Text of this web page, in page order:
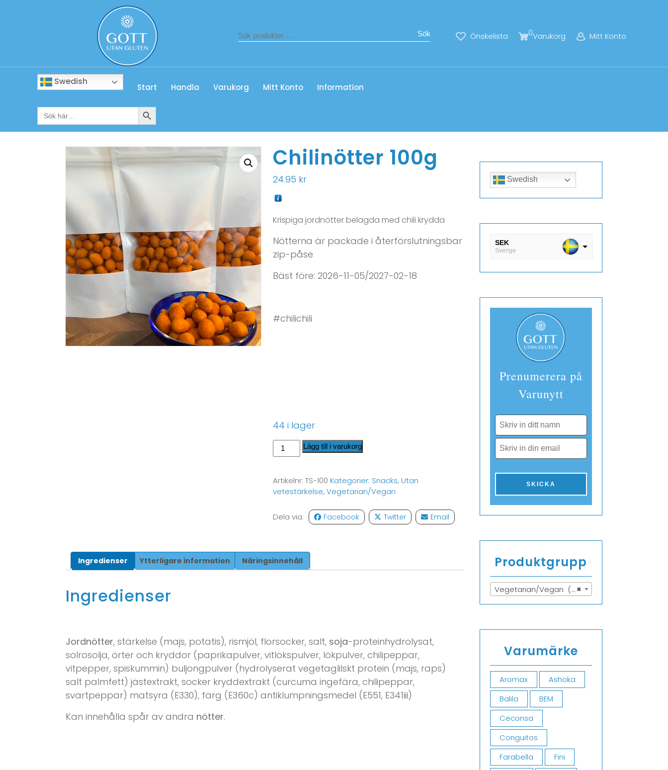
Sök Önskelista Varukorg
0 Mitt Konto
Swedish
Start Handla Varukorg Mitt Konto Information
Sök
efter:
Sökknapp
Chilinötter 100g
24.95 kr
Krispiga jordnötter belagda med chili krydda
Nötterna är packade i återförslutningsbar
zip-påse
Bäst före: 2026-11-05/2027-02-18
#chilichili
44 i lager
Lägg till i varukorg
Artikelnr:TS-100 Kategorier: Snacks,Utan
vetestärkelse,Vegetarian/Vegan
Dela via: Facebook Twitter Email
Ingredienser Ytterligare information Näringsinnehåll
Ingredienser
Jordnötter, stärkelse (majs, potatis), rismjöl, florsocker, salt, soja-proteinhydrolysat,
solrosolja, örter och kryddor (paprikapulver, vitlökspulver, lökpulver, chilipeppar,
vitpepper, spiskummin) buljongpulver (hydrolyserat vegetaglilskt protein (majs, raps)
salt palmfett) jästextrakt, socker kryddextrakt (curcuma ingefära, chilipeppar,
svartpeppar) matsyra (E330), färg (E360c) antiklumpningsmedel (E551, E341iii)
Kan innehålla spår av andra nötter.
Swedish
SEK
Sverige
EUR
Prenumerera på
Varunytt
Produktgrupp
×
Vegetarian/Vegan (216)
Varumärke
Aromax
Ashoka
Balila
BEM
Ceconsa
Conguitos
Farabella
Fini